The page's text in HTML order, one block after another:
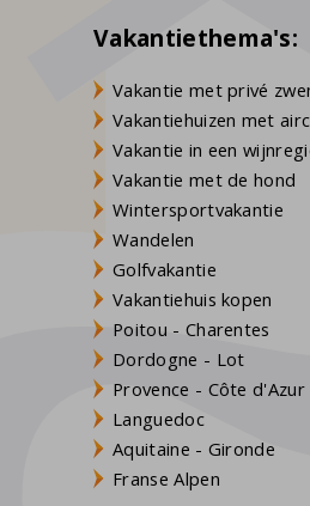
Vakantiethema's:
Vakantie met privé
Vakantiehuizen met
Vakantie in een
Vakantie met de hond
Wintersportvakantie
Wandelen
Golfvakantie
Vakantiehuis kopen
Poitou - Charentes
Dordogne - Lot
Provence - Côte d'Azur
Languedoc
Aquitaine - Gironde
Franse Alpen